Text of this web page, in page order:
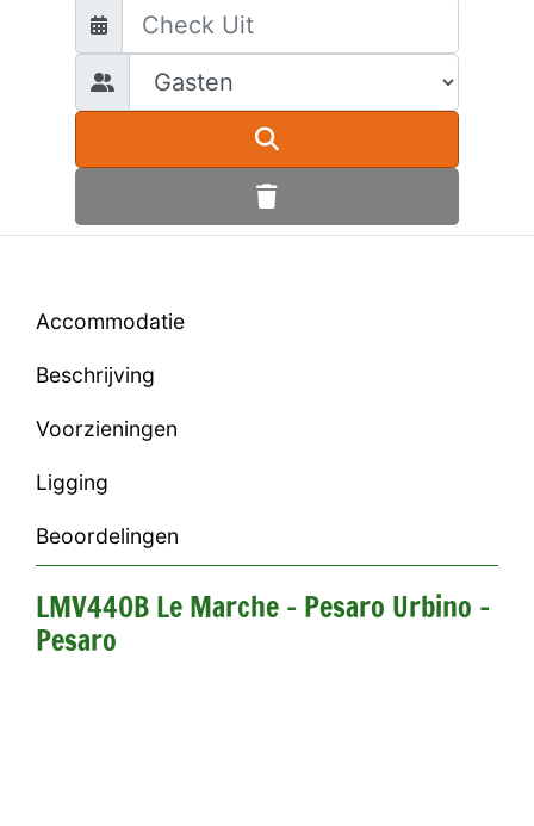
Accommodatie
Beschrijving
Voorzieningen
Ligging
Beoordelingen
LMV440B Le Marche - Pesaro Urbino -
Pesaro